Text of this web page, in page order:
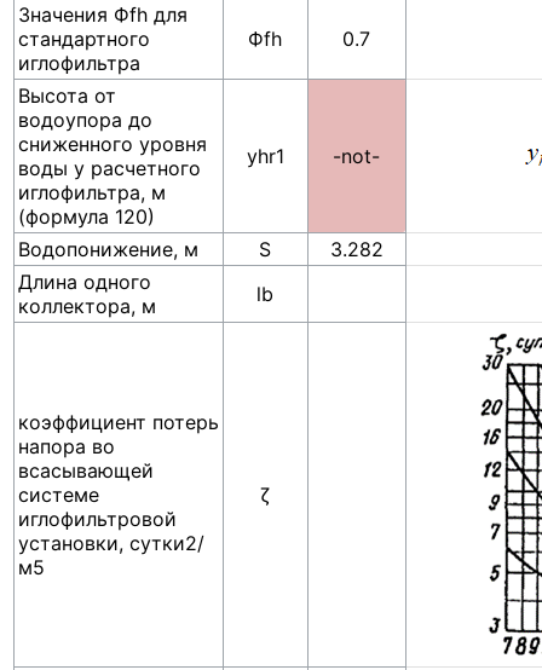
Значения Фfh для
стандартного
иглофильтра
Фfh 0.7
Высота от
водоупора до
сниженного уровня
воды у расчетного
иглофильтра, м
(формула 120)
yhr1 -not-
Водопонижение, м S
3.282
Длина одного
коллектора, м
lb
коэффициент потерь
напора во
всасывающей
системе
иглофильтровой
установки, сутки2/
м5
ζ